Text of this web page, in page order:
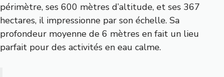
périmètre, ses 600 mètres d’altitude, et ses 367
hectares, il impressionne par son échelle. Sa
profondeur moyenne de 6 mètres en fait un lieu
parfait pour des activités en eau calme.